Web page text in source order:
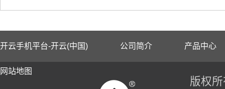
开云手机平台-开云(中国) 公司简介 产品中心
网站地图
版权